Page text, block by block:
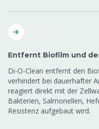
Entfernt Biofilm und
Di-O-Clean entfernt den
verhindert bei dauerhafter
reagiert direkt mit der
Bakterien, Salmonellen,
Resistenz aufgebaut wird.